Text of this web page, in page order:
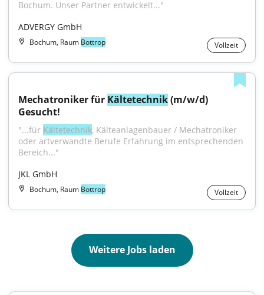
Bochum. Unser Partner entwickelt..."
ADVERGY GmbH
Bochum, Raum Bottrop Vollzeit
Mechatroniker für Kältetechnik (m/w/d)
Gesucht!
"...für Kältetechnik, Kälteanlagenbauer / Mechatroniker
oder artverwandte Berufe Erfahrung im entsprechenden
Bereich..."
JKL GmbH
Bochum, Raum Bottrop Vollzeit
Weitere Jobs laden